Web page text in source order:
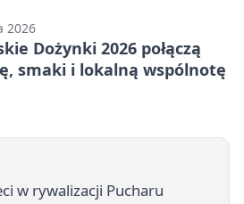
2026
Dożynki 2026 połączą
smaki i lokalną wspólnotę
w rywalizacji Pucharu